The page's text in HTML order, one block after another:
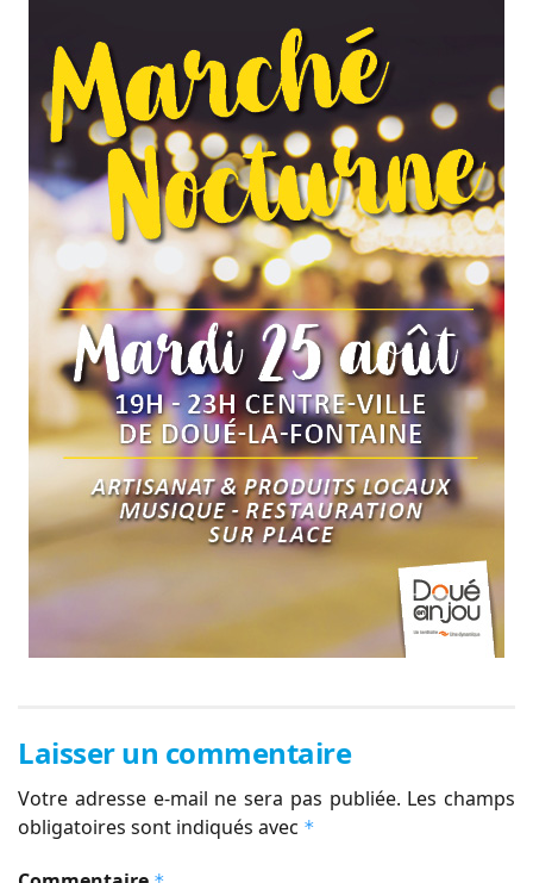
Laisser un commentaire
Votre adresse e-mail ne sera pas publiée. Les champs
obligatoires sont indiqués avec *